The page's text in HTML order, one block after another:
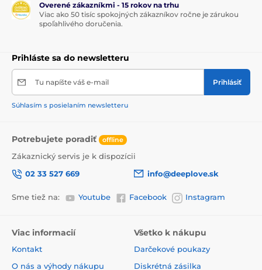
Overené zákazníkmi - 15 rokov na trhu
Viac ako 50 tisíc spokojných zákazníkov ročne je zárukou
spoľahlivého doručenia.
Prihláste sa do newsletteru
Tu napíšte váš e-mail Prihlásiť
Súhlasím s posielaním newsletteru
Potrebujete poradiť offline
Zákaznický servis je k dispozícii
02 33 527 669
info@deeplove.sk
Sme tiež na: Youtube Facebook Instagram
Viac informacií
Kontakt
O nás a výhody nákupu
Všetko k nákupu
Darčekové poukazy
Diskrétná zásilka